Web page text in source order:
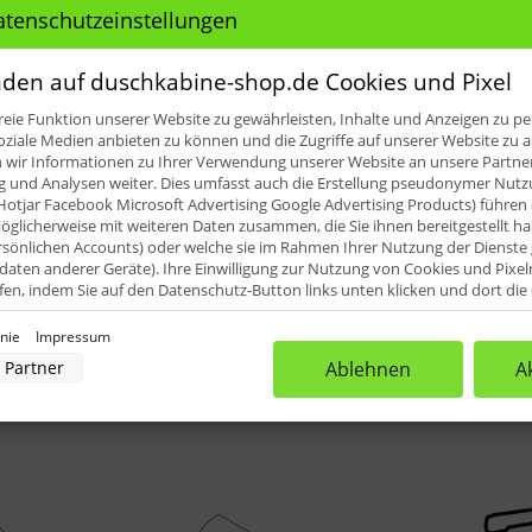
HSK Aperto Eckeinstieg
(1.000 mm). Diese können dann vor Ort an die
auf duschkabine-shop.de Cookies und Pixel
Funktion unserer Website zu gewährleisten, Inhalte und Anzeigen zu
Medien anbieten zu können und die Zugriffe auf unserer Website zu
wir Informationen zu Ihrer Verwendung unserer Website an unsere
und Analysen weiter. Dies umfasst auch die Erstellung pseudonymer
Facebook Microsoft Advertising Google Advertising Products) führen
mit weiteren Daten zusammen, die Sie ihnen bereitgestellt
Accounts) oder welche sie im Rahmen Ihrer Nutzung der
anderer Geräte). Ihre Einwilligung zur Nutzung von Cookies und
indem Sie auf den Datenschutz-Button links unten klicken und dort
durch unsere Partner:
Daten zur Auswahl von Werbeanzeigen
für personalisierte Werbung
von Inhalten
durch Statistiken oder Kombinationen von Daten aus verschiedenen Quellen
Impressum
Partner Ablehnen